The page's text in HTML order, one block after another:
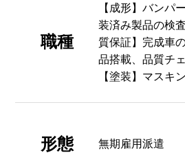
職種
【成形】バンパ
装済み製品の検
質保証】完成⾞
品搭載、品質チ
【塗装】マスキ
形態 無期雇用派遣